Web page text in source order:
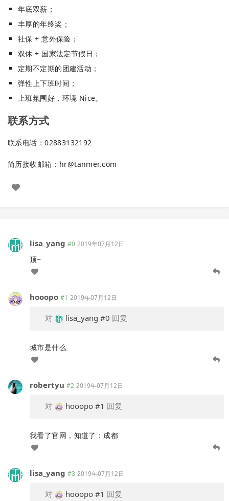
年底双薪；
丰厚的年终奖；
社保 + 意外保险；
双休 + 国家法定节假日；
定期不定期的团建活动；
弹性上下班时间；
上班氛围好，环境 Nice。
联系方式
联系电话：02883132192
简历接收邮箱： hr@tanmer.com
lisa_yang #0 2019年07月12日
顶~
hooopo #1 2019年07月12日
对 lisa_yang #0 回复
城市是什么
robertyu #2 2019年07月12日
对 hooopo #1 回复
我看了官网，知道了：成都
lisa_yang #3 2019年07月12日
对 hooopo #1 回复